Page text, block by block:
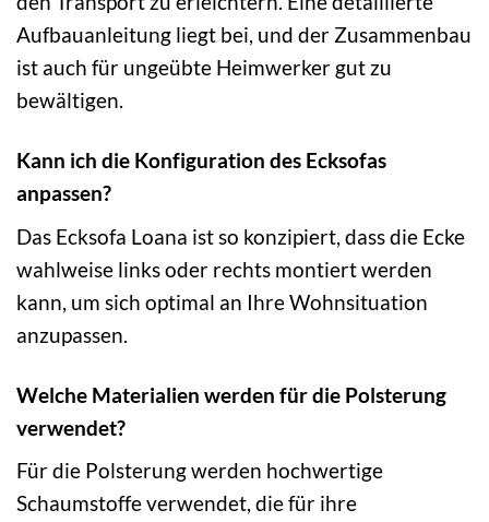
Aufbauanleitung liegt bei, und der Zusammenbau
ist auch für ungeübte Heimwerker gut zu
bewältigen.
Kann ich die Konfiguration des Ecksofas
anpassen?
Das Ecksofa Loana ist so konzipiert, dass die Ecke
wahlweise links oder rechts montiert werden
kann, um sich optimal an Ihre Wohnsituation
anzupassen.
Welche Materialien werden für die Polsterung
verwendet?
Für die Polsterung werden hochwertige
Schaumstoffe verwendet, die für ihre